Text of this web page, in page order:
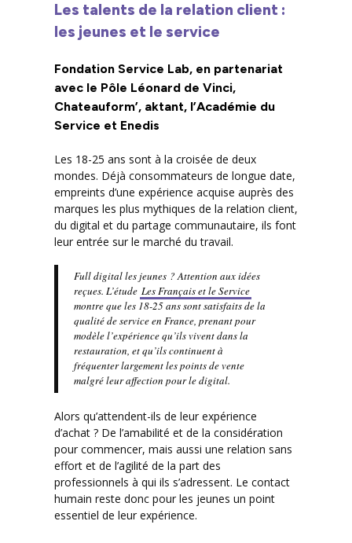
Les talents de la relation client :
les jeunes et le service
Fondation Service Lab, en partenariat
avec le Pôle Léonard de Vinci,
Chateauform’, aktant, l’Académie du
Service et Enedis
Les 18-25 ans sont à la croisée de deux
mondes. Déjà consommateurs de longue date,
empreints d’une expérience acquise auprès des
marques les plus mythiques de la relation client,
du digital et du partage communautaire, ils font
leur entrée sur le marché du travail.
Full digital les jeunes ? Attention aux idées
reçues. L’étude Les Français et le Service
montre que les 18-25 ans sont satisfaits de la
qualité de service en France, prenant pour
modèle l’expérience qu’ils vivent dans la
restauration, et qu’ils continuent à
fréquenter largement les points de vente
malgré leur affection pour le digital.
Alors qu’attendent-ils de leur expérience
d’achat ? De l’amabilité et de la considération
pour commencer, mais aussi une relation sans
effort et de l’agilité de la part des
professionnels à qui ils s’adressent. Le contact
humain reste donc pour les jeunes un point
essentiel de leur expérience.